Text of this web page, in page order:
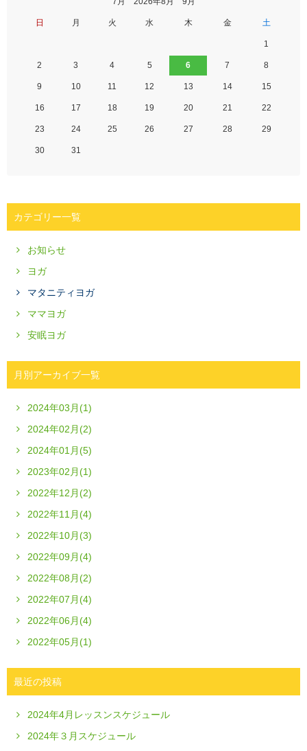
日 月 火 水 木 金 土
1
2 3 4 5 6 7 8
9 10 11 12 13 14 15
16 17 18 19 20 21 22
23 24 25 26 27 28 29
30 31
カテゴリー一覧
お知らせ
ヨガ
マタニティヨガ
ママヨガ
安眠ヨガ
月別アーカイブ一覧
2024年03月(1)
2024年02月(2)
2024年01月(5)
2023年02月(1)
2022年12月(2)
2022年11月(4)
2022年10月(3)
2022年09月(4)
2022年08月(2)
2022年07月(4)
2022年06月(4)
2022年05月(1)
最近の投稿
2024年4月レッスンスケジュール
2024年３月スケジュール